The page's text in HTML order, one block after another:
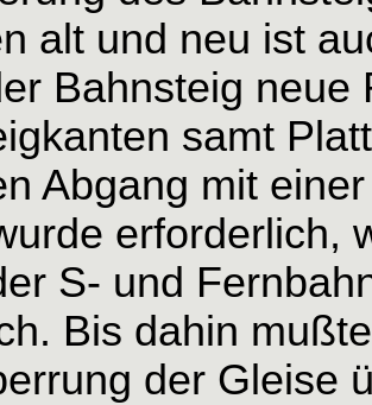
alt und neu ist
Bahnsteig neue
samt
Abgang mit
erforderlich,
S- und
Bis dahin
der Gleise